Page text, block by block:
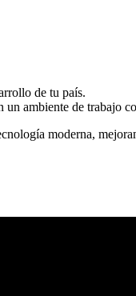
de tu país.
ambiente de trabajo
moderna,